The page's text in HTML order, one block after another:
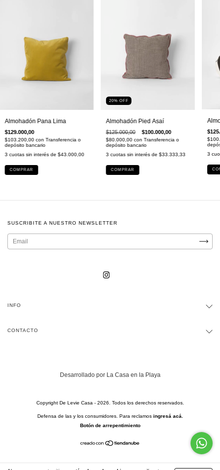
Almohadón Pana Lima
$129.000,00
$103.200,00con Transferencia o
depósito bancario
3 cuotas sin interés de$43.000,00
COMPRAR
20% OFF
Almohadón Pied Asaí
$125.000,00 $100.000,00
$80.000,00con Transferencia o
depósito bancario
3 cuotas sin interés de$33.333,33
COMPRAR
3
SUSCRIBITE A NUESTRO NEWSLETTER
INFO
CONTACTO
Desarrollado por La Casa en la Playa
Copyright De Levie Casa - 2026. Todos los derechos reservados.
Defensa de las y los consumidores. Para reclamos ingresá acá.
Botón de arrepentimiento